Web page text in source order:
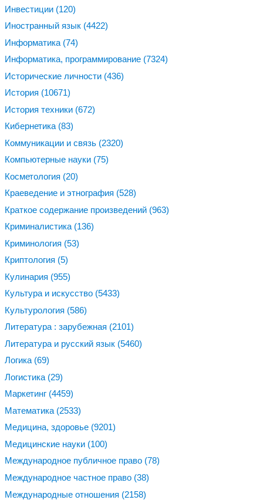
Инвестиции (120)
Иностранный язык (4422)
Информатика (74)
Информатика, программирование (7324)
Исторические личности (436)
История (10671)
История техники (672)
Кибернетика (83)
Коммуникации и связь (2320)
Компьютерные науки (75)
Косметология (20)
Краеведение и этнография (528)
Краткое содержание произведений (963)
Криминалистика (136)
Криминология (53)
Криптология (5)
Кулинария (955)
Культура и искусство (5433)
Культурология (586)
Литература : зарубежная (2101)
Литература и русский язык (5460)
Логика (69)
Логистика (29)
Маркетинг (4459)
Математика (2533)
Медицина, здоровье (9201)
Медицинские науки (100)
Международное публичное право (78)
Международное частное право (38)
Международные отношения (2158)